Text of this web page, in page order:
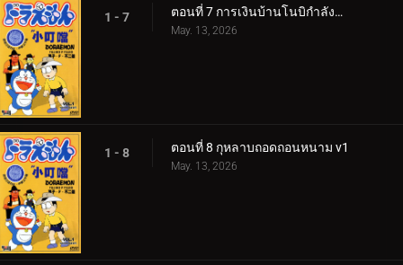
1 - 7 ตอนที่ 7 การเงินบ้านโนบิกำลังวิกฤติ! 360p
May. 13, 2026
1 - 8 ตอนที่ 8 กุหลาบถอดถอนหนาม v1
May. 13, 2026